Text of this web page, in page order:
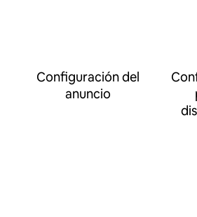
Configuración del
anuncio